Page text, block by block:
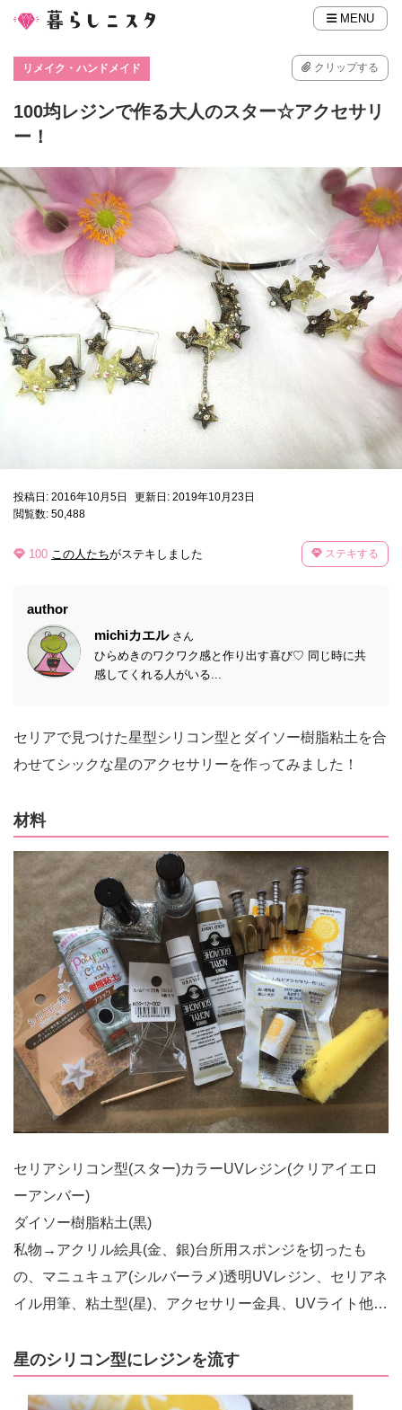
MENU
リメイク・ハンドメイド クリップする
100均レジンで作る大人のスター☆アクセサリ
ー！
投稿日: 2016年10月5日
更新日: 2019年10月23日
閲覧数: 50,488
100 この人たちがステキしました ステキする
author
michiカエル さん
ひらめきのワクワク感と作り出す喜び♡ 同じ時に共
感してくれる人がいる...
セリアで見つけた星型シリコン型とダイソー樹脂粘土を合
わせてシックな星のアクセサリーを作ってみました！
材料
セリアシリコン型(スター)カラーUVレジン(クリアイエロ
ーアンバー)
ダイソー樹脂粘土(黒)
私物→アクリル絵具(金、銀)台所用スポンジを切ったも
の、マニュキュア(シルバーラメ)透明UVレジン、セリアネ
イル用筆、粘土型(星)、アクセサリー金具、UVライト他…
星のシリコン型にレジンを流す